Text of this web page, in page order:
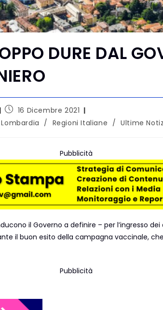
DURE DAL
16 Dicembre 2021
/ Regioni Italiane / Ultime
Pubblicità
il Governo a definire – per l’ingresso
il buon esito della campagna vaccinale,
Pubblicità